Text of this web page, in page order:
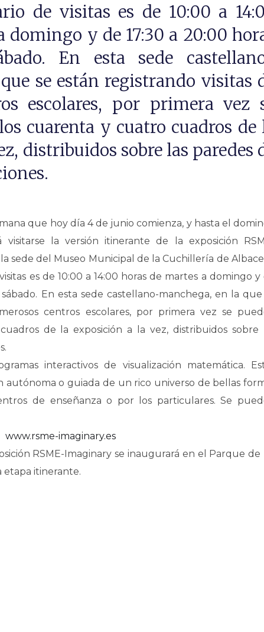
de visitas es de 10:00 a
domingo y de 17:30 a 20:00
En esta sede
se están registrando visitas
escolares, por primera vez
cuarenta y cuatro cuadros de
distribuidos sobre las paredes
que hoy día 4 de junio comienza, y hasta el
visitarse la versión itinerante de la exposición
sede del Museo Municipal de la Cuchillería de
es de 10:00 a 14:00 horas de martes a domingo y
En esta sede castellano-manchega, en la que
centros escolares, por primera vez se
de la exposición a la vez, distribuidos sobre
interactivos de visualización matemática.
autónoma o guiada de un rico universo de bellas
de enseñanza o por los particulares. Se
www.rsme-imaginary.es
RSME-Imaginary se inaugurará en el Parque de
etapa itinerante.